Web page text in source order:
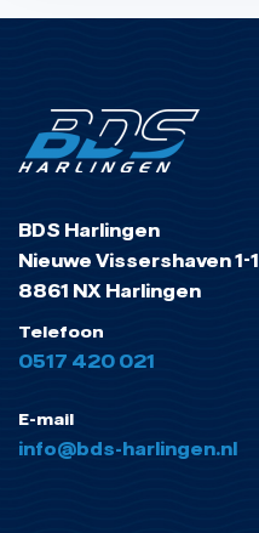
BDS Harlingen
Nieuwe Vissershaven 1-1
8861 NX Harlingen
Telefoon
0517 420 021
E-mail
info@bds-harlingen.nl